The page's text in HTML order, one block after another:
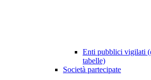
Enti pubblici vigilati
tabelle)
Società partecipate